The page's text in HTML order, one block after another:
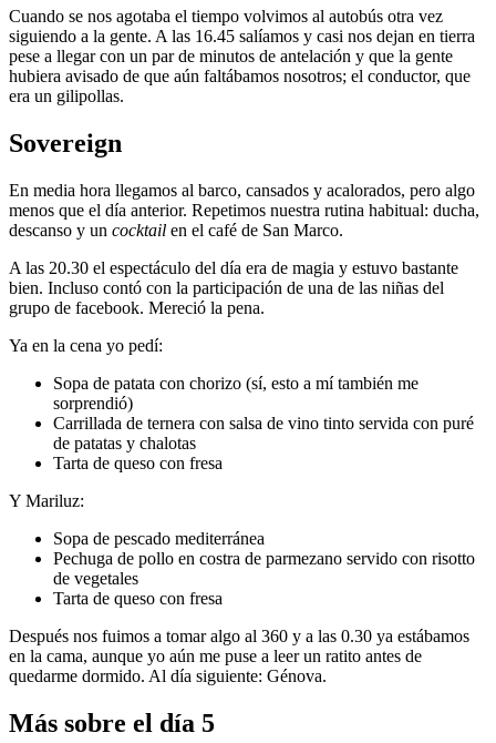
Cuando se nos agotaba el tiempo volvimos al autobús otra vez
siguiendo a la gente. A las 16.45 salíamos y casi nos dejan en tierra
pese a llegar con un par de minutos de antelación y que la gente
hubiera avisado de que aún faltábamos nosotros; el conductor, que
era un gilipollas.
Sovereign
En media hora llegamos al barco, cansados y acalorados, pero algo
menos que el día anterior. Repetimos nuestra rutina habitual: ducha,
descanso y un cocktail en el café de San Marco.
A las 20.30 el espectáculo del día era de magia y estuvo bastante
bien. Incluso contó con la participación de una de las niñas del
grupo de facebook. Mereció la pena.
Ya en la cena yo pedí:
Sopa de patata con chorizo (sí, esto a mí también me
sorprendió)
Carrillada de ternera con salsa de vino tinto servida con puré
de patatas y chalotas
Tarta de queso con fresa
Y Mariluz:
Sopa de pescado mediterránea
Pechuga de pollo en costra de parmezano servido con risotto
de vegetales
Tarta de queso con fresa
Después nos fuimos a tomar algo al 360 y a las 0.30 ya estábamos
en la cama, aunque yo aún me puse a leer un ratito antes de
quedarme dormido. Al día siguiente: Génova.
Más sobre el día 5